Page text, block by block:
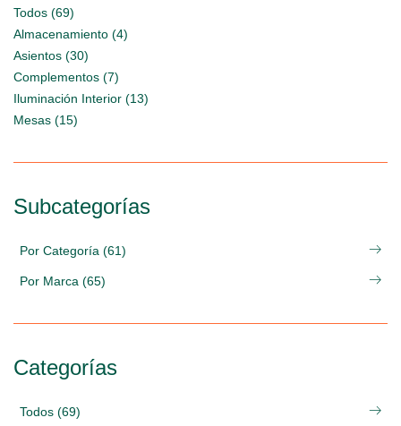
Todos (69)
Almacenamiento (4)
Asientos (30)
Complementos (7)
Iluminación Interior (13)
Mesas (15)
Subcategorías
Por Categoría (61)
Por Marca (65)
Categorías
Todos (69)